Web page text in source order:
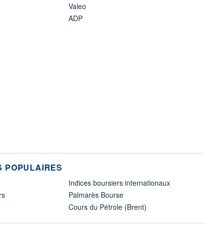
Valeo
ADP
POPULAIRES
Indices boursiers internationaux
Palmarès Bourse
Cours du Pétrole (Brent)